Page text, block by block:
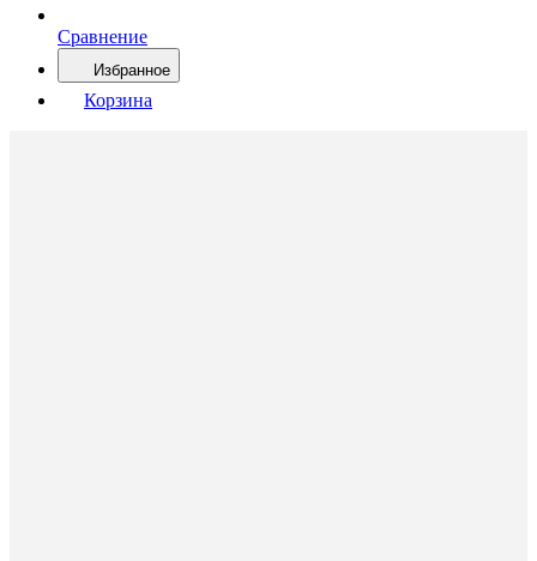
Сравнение
Избранное
Корзина